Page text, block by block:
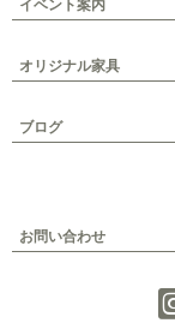
オリジナル家具
ブログ
お問い合わせ